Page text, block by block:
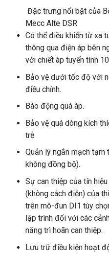
Đặc trưng nổi bật của
Mecc Alte DSR
Có thể điều khiển từ xa
thông qua điện áp bên
với chiết áp tuyến tính
Bảo vệ dưới tốc độ với
điều chỉnh.
Báo động quá áp.
Bảo vệ quá dòng kích
trễ.
Quản lý ngắn mạch
không đồng bộ).
Sự can thiệp của tín
(không cách điện) của
trên mô-đun DI1 tùy
lập trình đối với các
năng trì hoãn can thiệp.
Lưu trữ điều kiện hoạt